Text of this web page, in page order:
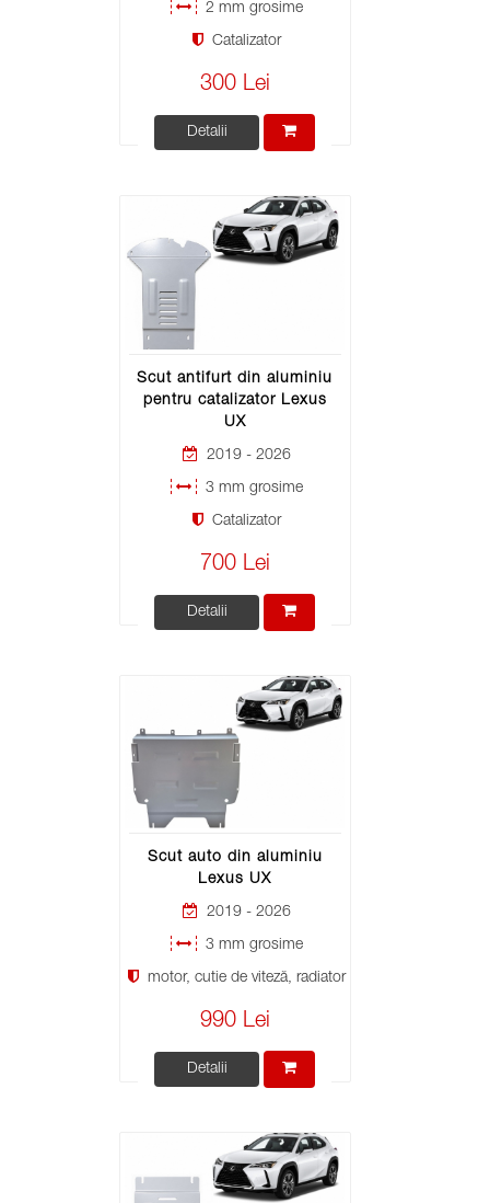
2 mm grosime
Catalizator
300 Lei
Detalii
Scut antifurt din aluminiu
pentru catalizator Lexus
UX
2019 - 2026
3 mm grosime
Catalizator
700 Lei
Detalii
Scut auto din aluminiu
Lexus UX
2019 - 2026
3 mm grosime
motor, cutie de viteză, radiator
990 Lei
Detalii